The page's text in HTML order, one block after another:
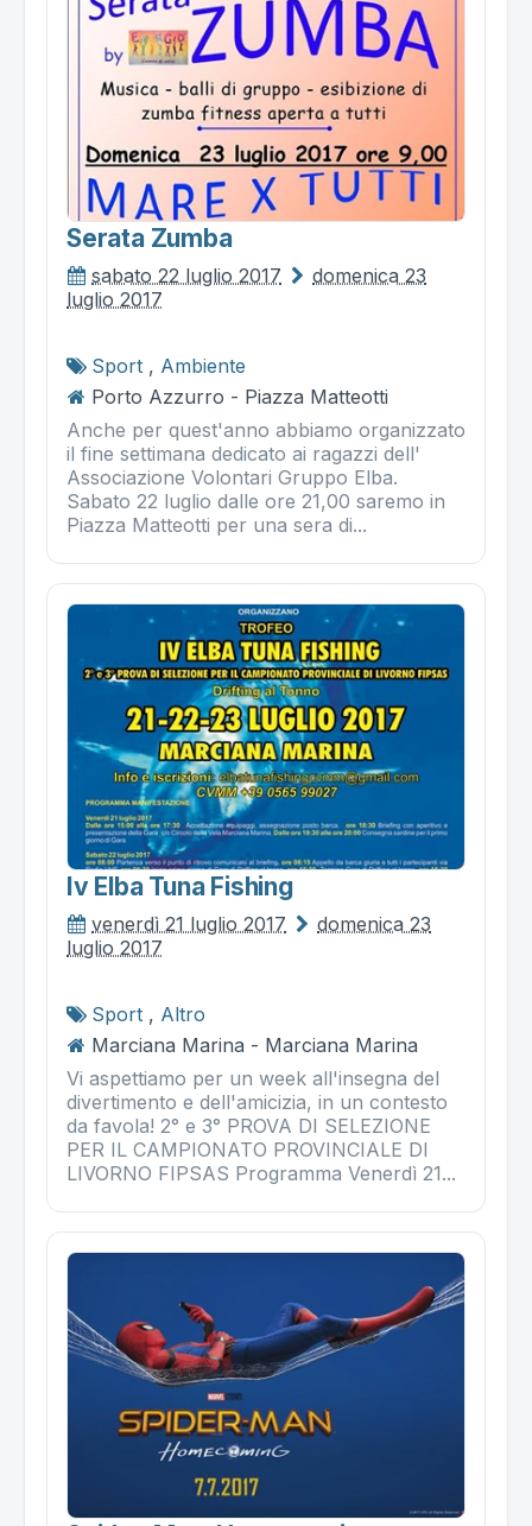
Serata Zumba
sabato 22 luglio 2017
domenica 23
luglio 2017
Sport , Ambiente
Porto Azzurro - Piazza Matteotti
Anche per quest'anno abbiamo organizzato
il fine settimana dedicato ai ragazzi dell'
Associazione Volontari Gruppo Elba.
Sabato 22 luglio dalle ore 21,00 saremo in
Piazza Matteotti per una sera di...
Iv Elba Tuna Fishing
venerdì 21 luglio 2017
domenica 23
luglio 2017
Sport , Altro
Marciana Marina - Marciana Marina
Vi aspettiamo per un week all'insegna del
divertimento e dell'amicizia, in un contesto
da favola! 2° e 3° PROVA DI SELEZIONE
PER IL CAMPIONATO PROVINCIALE DI
LIVORNO FIPSAS Programma Venerdì 21...